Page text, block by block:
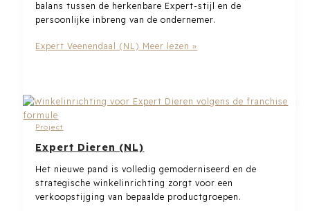
balans tussen de herkenbare Expert-stijl en de
persoonlijke inbreng van de ondernemer.
Expert Veenendaal (NL) Meer lezen »
Project
Expert Dieren (NL)
Het nieuwe pand is volledig gemoderniseerd en de
strategische winkelinrichting zorgt voor een
verkoopstijging van bepaalde productgroepen.